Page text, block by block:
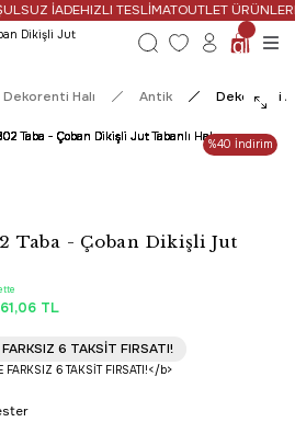
İADEHIZLI TESLİMATOUTLET
Dekorenti Halı Antik Dekorenti
%40 İndirim
Taba - Çoban Dikişli Jut
TL
Ücretsiz Kargo
TESLİMAT
FARKSIZ 6 TAKSİT FIRSATI!